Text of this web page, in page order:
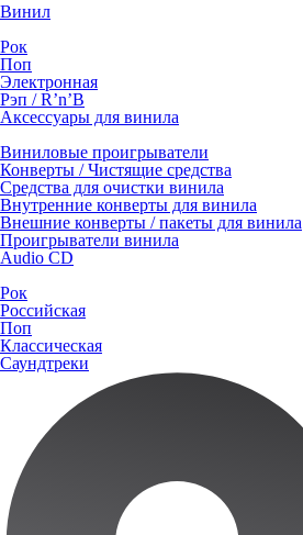
Винил
Рок
Поп
Электронная
Рэп / R’n’B
Аксессуары для винила
Виниловые проигрыватели
Конверты / Чистящие средства
Средства для очистки винила
Внутренние конверты для винила
Внешние конверты / пакеты для винила
Проигрыватели винила
Audio CD
Рок
Российская
Поп
Классическая
Саундтреки